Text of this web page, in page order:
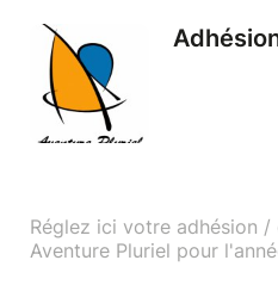
Réglez ici votre adhésion
Aventure Pluriel pour